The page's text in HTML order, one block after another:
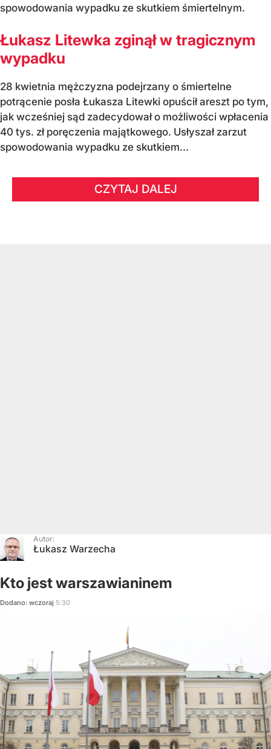
spowodowania wypadku ze skutkiem śmiertelnym.
Łukasz Litewka zginął w tragicznym
wypadku
28 kwietnia mężczyzna podejrzany o śmiertelne
potrącenie posła Łukasza Litewki opuścił areszt po tym,
jak wcześniej sąd zadecydował o możliwości wpłacenia
40 tys. zł poręczenia majątkowego. Usłyszał zarzut
spowodowania wypadku ze skutkiem...
CZYTAJ DALEJ
Autor:
Łukasz Warzecha
Kto jest warszawianinem
Dodano: wczoraj 5:30